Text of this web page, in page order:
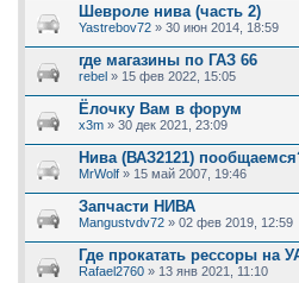
Шевроле нива (часть 2)
Yastrebov72 » 30 июн 2014, 18:59
где магазины по ГАЗ 66
rebel » 15 фев 2022, 15:05
Ёлочку Вам в форум
x3m » 30 дек 2021, 23:09
Нива (ВАЗ2121)
MrWolf » 15 май 2007, 19:46
Запчасти НИВА
Mangustvdv72 » 02 фев 2019, 12:59
Где прокатать рессоры на
Rafael2760 » 13 янв 2021, 11:10